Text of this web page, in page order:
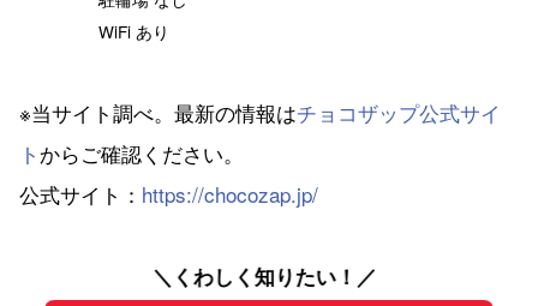
WiFi あり
※当サイト調べ。最新の情報はチョコザップ公式サイ
ト からご確認ください。
公式サイト： https://chocozap.jp/
＼くわしく知りたい！／